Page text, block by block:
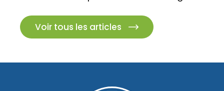
Voir tous les articles